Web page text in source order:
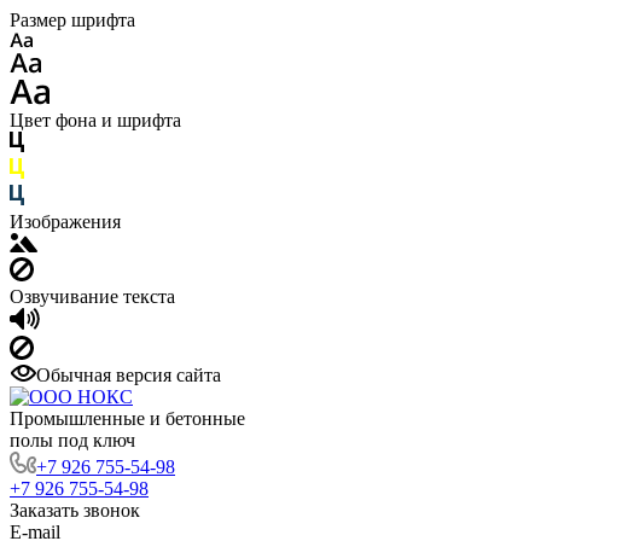
Размер шрифта
Цвет фона и шрифта
Изображения
Озвучивание текста
Обычная версия сайта
Промышленные и бетонные
полы под ключ
+7 926 755-54-98
+7 926 755-54-98
Заказать звонок
E-mail